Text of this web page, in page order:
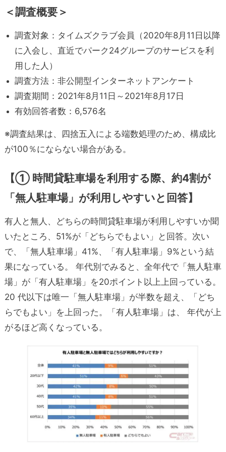
＜調査概要＞
調査対象：タイムズクラブ会員（2020年8月11日以降
に入会し、直近でパーク24グループのサービスを利
用した人）
調査方法：非公開型インターネットアンケート
調査期間：2021年8月11日～2021年8月17日
有効回答者数：6,576名
※調査結果は、四捨五入による端数処理のため、構成比
が100％にならない場合がある。
【① 時間貸駐車場を利用する際、約4割が
「無人駐車場」が利用しやすいと回答】
有人と無人、どちらの時間貸駐車場が利用しやすいか聞
いたところ、51%が「どちらでもよい」と回答。次い
で、「無人駐車場」41%、「有人駐車場」9%という結
果になっている。 年代別でみると、全年代で「無人駐車
場」が「有人駐車場」を20ポイント以上上回っている。
20 代以下は唯一「無人駐車場」が半数を超え、「どち
らでもよい」を上回った。「有人駐車場」は、 年代が上
がるほど高くなっている。